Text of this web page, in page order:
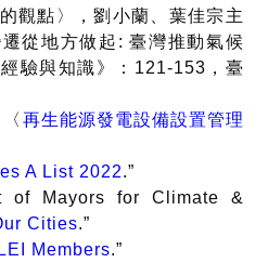
觀點〉，劉小蘭、葉佳宗主
從地方做起: 臺灣推動氣候
驗與知識》：121-153，臺
再生能源發電設備設置管理
A List 2022.”
of Mayors for Climate &
Cities.”
Members.”